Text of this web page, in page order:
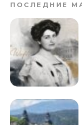
ПОСЛЕДНИЕ